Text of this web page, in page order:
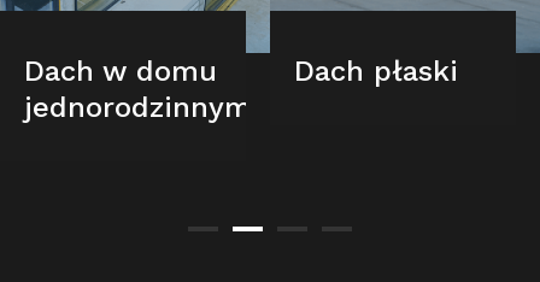
Dach w domu
jednorodzinnym
Dach płaski